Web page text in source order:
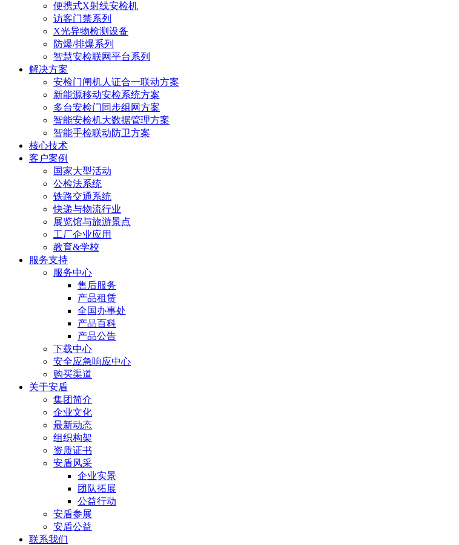
便携式X射线安检机
访客门禁系列
X光异物检测设备
防爆/排爆系列
智慧安检联网平台系列
解决方案
安检门闸机人证合一联动方案
新能源移动安检系统方案
多台安检门同步组网方案
智能安检机大数据管理方案
智能手检联动防卫方案
核心技术
客户案例
国家大型活动
公检法系统
铁路交通系统
快递与物流行业
展览馆与旅游景点
工厂企业应用
教育&学校
服务支持
服务中心
售后服务
产品租赁
全国办事处
产品百科
产品公告
下载中心
安全应急响应中心
购买渠道
关于安盾
集团简介
企业文化
最新动态
组织构架
资质证书
安盾风采
企业实景
团队拓展
公益行动
安盾参展
安盾公益
联系我们